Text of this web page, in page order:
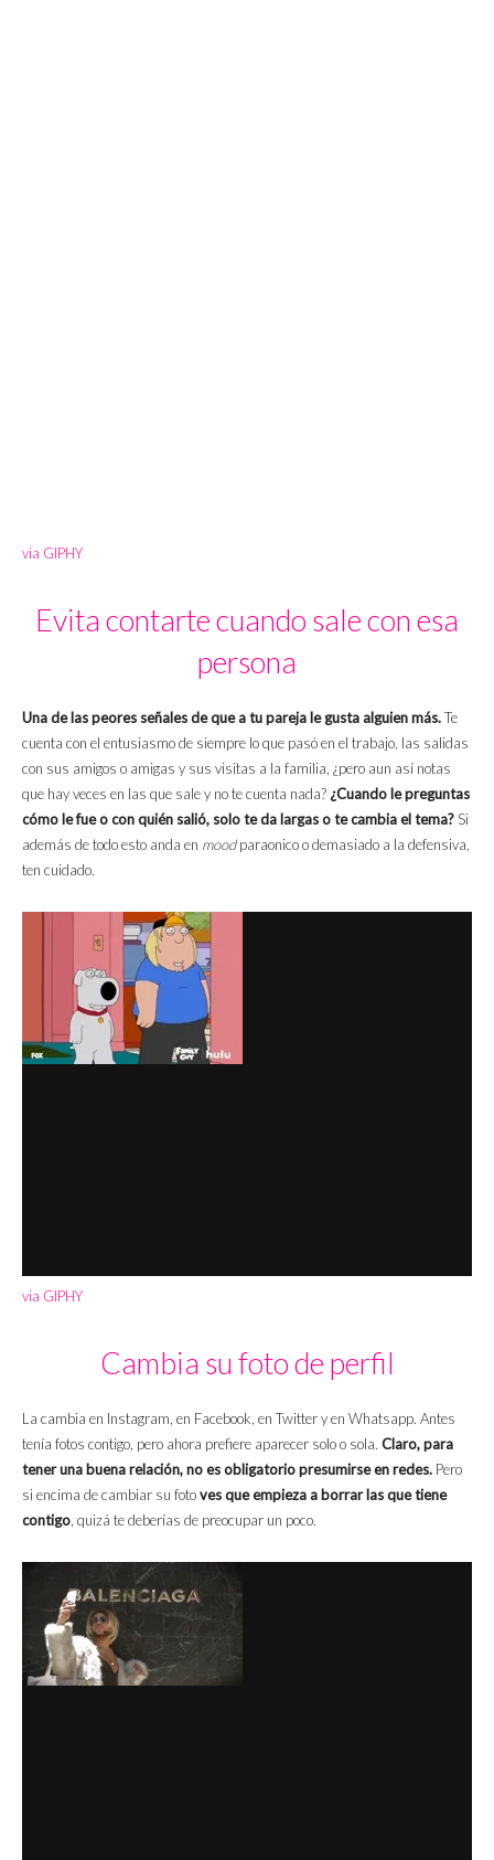
via GIPHY
Evita contarte cuando sale con esa
persona
Una de las peores señales de que a tu pareja le gusta alguien más.Te
cuenta con el entusiasmo de siempre lo que pasó en el trabajo, las salidas
con sus amigos o amigas y sus visitas a la familia, ¿pero aun así notas
que hay veces en las que sale y no te cuenta nada?¿Cuando le preguntas
cómo le fue o con quién salió, solo te da largas o te cambia el tema? Si
además de todo esto anda en moodparaonico o demasiado a la defensiva,
ten cuidado.
via GIPHY
Cambia su foto de perfil
La cambia en Instagram, en Facebook, en Twitter y en Whatsapp. Antes
tenía fotos contigo, pero ahora prefiere aparecer solo o sola. Claro, para
tener una buena relación, no es obligatorio presumirse en redes. Pero
si encima de cambiar su fotoves que empieza a borrar las que tiene
contigo, quizá te deberías de preocupar un poco.